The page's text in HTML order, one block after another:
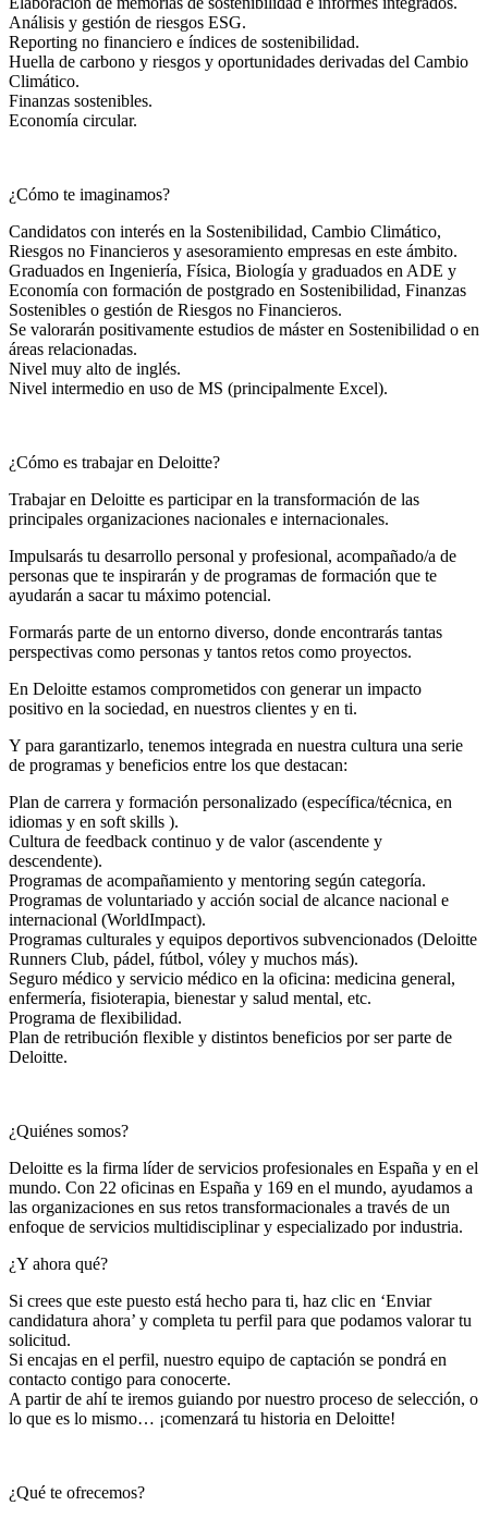
Análisis y gestión de riesgos ESG.
Reporting no financiero e índices de sostenibilidad.
Huella de carbono y riesgos y oportunidades derivadas del Cambio
Climático.
Finanzas sostenibles.
Economía circular.
¿Cómo te imaginamos?
Candidatos con interés en la Sostenibilidad, Cambio Climático,
Riesgos no Financieros y asesoramiento empresas en este ámbito.
Graduados en Ingeniería, Física, Biología y graduados en ADE y
Economía con formación de postgrado en Sostenibilidad, Finanzas
Sostenibles o gestión de Riesgos no Financieros.
Se valorarán positivamente estudios de máster en Sostenibilidad o en
áreas relacionadas.
Nivel muy alto de inglés.
Nivel intermedio en uso de MS (principalmente Excel).
¿Cómo es trabajar en Deloitte?
Trabajar en Deloitte es participar en la transformación de las
principales organizaciones nacionales e internacionales.
Impulsarás tu desarrollo personal y profesional, acompañado/a de
personas que te inspirarán y de programas de formación que te
ayudarán a sacar tu máximo potencial.
Formarás parte de un entorno diverso, donde encontrarás tantas
perspectivas como personas y tantos retos como proyectos.
En Deloitte estamos comprometidos con generar un impacto
positivo en la sociedad, en nuestros clientes y en ti.
Y para garantizarlo, tenemos integrada en nuestra cultura una serie
de programas y beneficios entre los que destacan:
Plan de carrera y formación personalizado (específica/técnica, en
idiomas y en soft skills ).
Cultura de feedback continuo y de valor (ascendente y
descendente).
Programas de acompañamiento y mentoring según categoría.
Programas de voluntariado y acción social de alcance nacional e
internacional (WorldImpact).
Programas culturales y equipos deportivos subvencionados (Deloitte
Runners Club, pádel, fútbol, vóley y muchos más).
Seguro médico y servicio médico en la oficina: medicina general,
enfermería, fisioterapia, bienestar y salud mental, etc.
Programa de flexibilidad.
Plan de retribución flexible y distintos beneficios por ser parte de
Deloitte.
¿Quiénes somos?
Deloitte es la firma líder de servicios profesionales en España y en el
mundo. Con 22 oficinas en España y 169 en el mundo, ayudamos a
las organizaciones en sus retos transformacionales a través de un
enfoque de servicios multidisciplinar y especializado por industria.
¿Y ahora qué?
Si crees que este puesto está hecho para ti, haz clic en ‘Enviar
candidatura ahora’ y completa tu perfil para que podamos valorar tu
solicitud.
Si encajas en el perfil, nuestro equipo de captación se pondrá en
contacto contigo para conocerte.
A partir de ahí te iremos guiando por nuestro proceso de selección, o
lo que es lo mismo… ¡comenzará tu historia en Deloitte!
¿Qué te ofrecemos?